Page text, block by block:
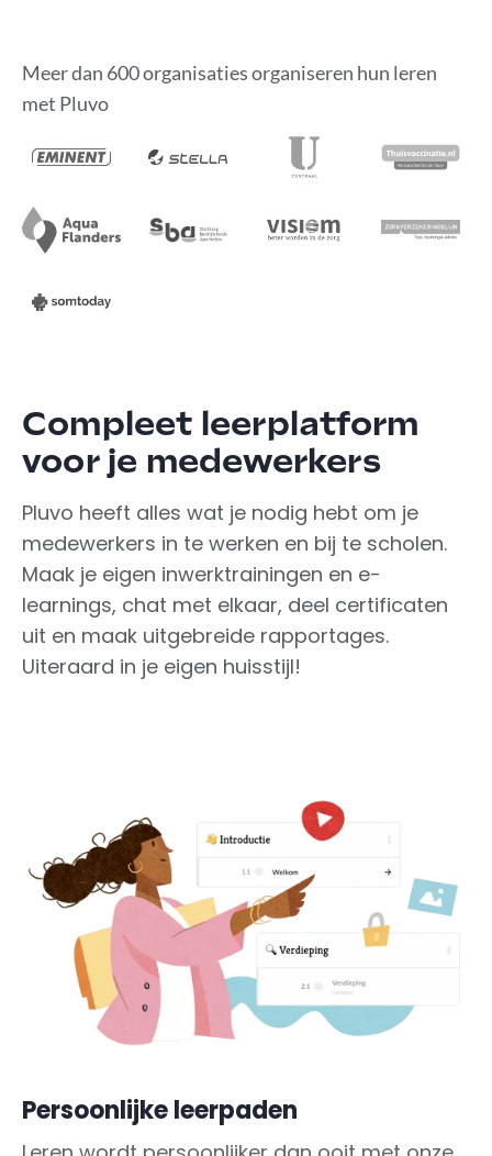
Meer dan 600 organisaties organiseren hun leren
met Pluvo
Compleet leerplatform
voor je medewerkers
Pluvo heeft alles wat je nodig hebt om je
medewerkers in te werken en bij te scholen.
Maak je eigen inwerktrainingen en e-
learnings, chat met elkaar, deel certificaten
uit en maak uitgebreide rapportages.
Uiteraard in je eigen huisstijl!
Persoonlijke leerpaden